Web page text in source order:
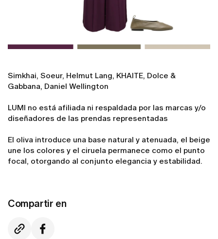
Simkhai, Soeur, Helmut Lang, KHAITE, Dolce &
Gabbana, Daniel Wellington
LUMI no está afiliada ni respaldada por las marcas y/o
diseñadores de las prendas representadas
El oliva introduce una base natural y atenuada, el beige
une los colores y el ciruela permanece como el punto
focal, otorgando al conjunto elegancia y estabilidad.
Compartir en